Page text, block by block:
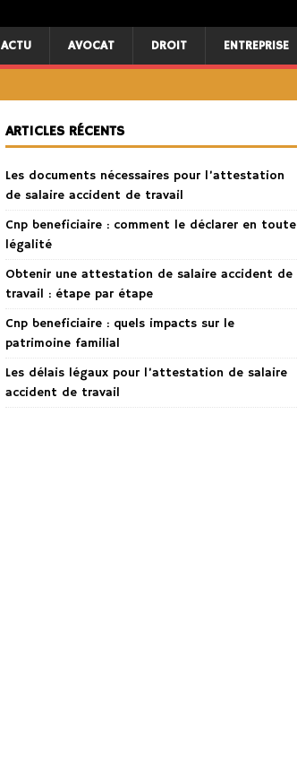
ACTU AVOCAT DROIT ENTREPRISE
ARTICLES RÉCENTS
Les documents nécessaires pour l’attestation
de salaire accident de travail
Cnp beneficiaire : comment le déclarer en toute
légalité
Obtenir une attestation de salaire accident de
travail : étape par étape
Cnp beneficiaire : quels impacts sur le
patrimoine familial
Les délais légaux pour l’attestation de salaire
accident de travail